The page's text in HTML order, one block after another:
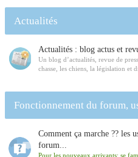
Actualités
Actualités : blog actus et
Un blog d’actualités, revue de
chasse, les chiens, la législation et
Fonctionnement du forum,
Comment ça marche ?? les
forum...
Pour les nouveaux arrivants: se